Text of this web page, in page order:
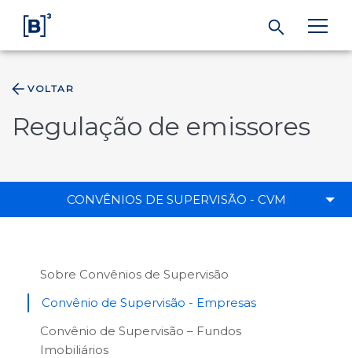
Regulação
Dados
VOLTAR
Regulação de emissores
CONVÊNIOS DE SUPERVISÃO - CVM
Sobre Convênios de Supervisão
Convênio de Supervisão - Empresas
Convênio de Supervisão – Fundos
Imobiliários